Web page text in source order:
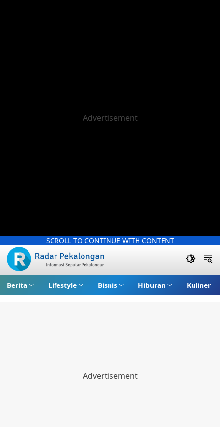
SCROLL TO CONTINUE WITH CONTENT
Berita Lifestyle Bisnis Hiburan Kuliner